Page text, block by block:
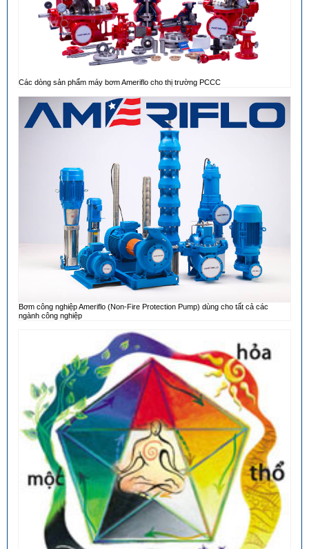
Các dòng sản phẩm máy bơm Ameriflo cho thị trường PCCC
Bơm công nghiệp Ameriflo (Non-Fire Protection Pump) dùng cho tất cả các
ngành công nghiệp